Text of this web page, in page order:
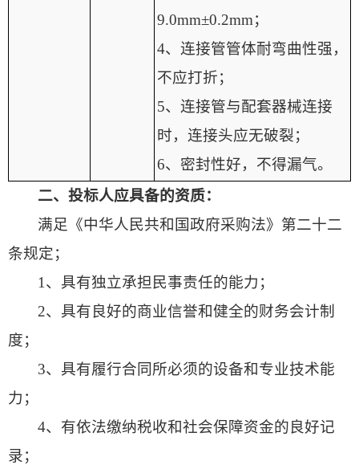
9.0mm±0.2mm；
4、连接管管体耐弯曲性强，
不应打折；
5、连接管与配套器械连接
时，连接头应无破裂；
6、密封性好，不得漏气。
二、投标人应具备的资质：
满足《中华人民共和国政府采购法》第二十二
条规定；
1、具有独立承担民事责任的能力；
2、具有良好的商业信誉和健全的财务会计制
度；
3、具有履行合同所必须的设备和专业技术能
力；
4、有依法缴纳税收和社会保障资金的良好记
录；